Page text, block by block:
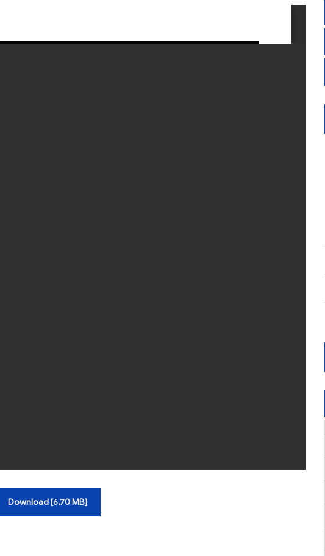
Download [6,70 MB]